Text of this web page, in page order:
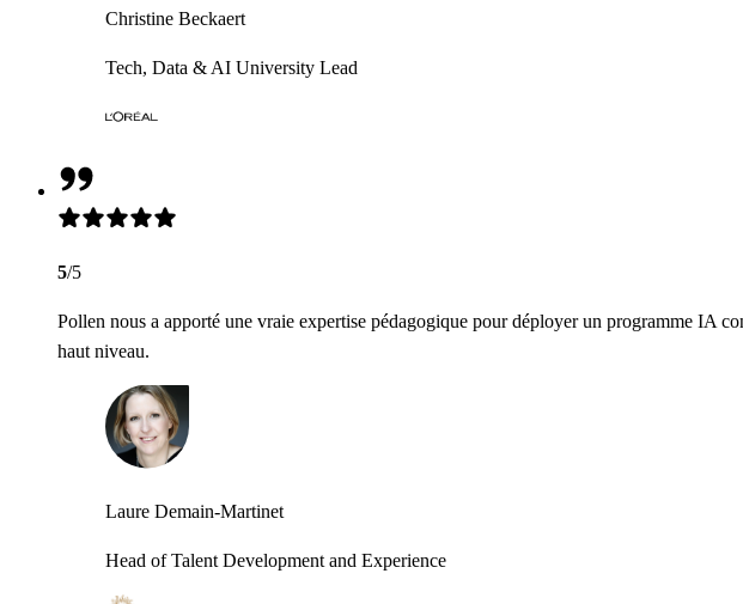
Christine Beckaert
Tech, Data & AI University Lead
5/5
Pollen nous a apporté une vraie expertise pédagogique pour déployer un programme IA
haut niveau.
Laure Demain-Martinet
Head of Talent Development and Experience